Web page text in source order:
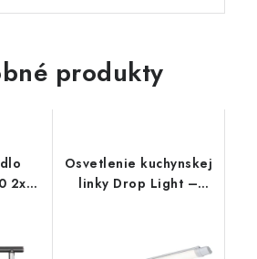
produkty
2x
Osvetlenie kuchynskej
linky Drop Light –